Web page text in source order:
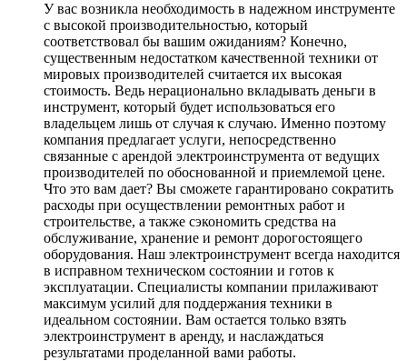
У вас возникла необходимость в надежном инструменте
с высокой производительностью, который
соответствовал бы вашим ожиданиям? Конечно,
существенным недостатком качественной техники от
мировых производителей считается их высокая
стоимость. Ведь нерационально вкладывать деньги в
инструмент, который будет использоваться его
владельцем лишь от случая к случаю. Именно поэтому
компания предлагает услуги, непосредственно
связанные с арендой электроинструмента от ведущих
производителей по обоснованной и приемлемой цене.
Что это вам дает? Вы сможете гарантировано сократить
расходы при осуществлении ремонтных работ и
строительстве, а также сэкономить средства на
обслуживание, хранение и ремонт дорогостоящего
оборудования. Наш электроинструмент всегда находится
в исправном техническом состоянии и готов к
эксплуатации. Специалисты компании прилаживают
максимум усилий для поддержания техники в
идеальном состоянии. Вам остается только взять
электроинструмент в аренду, и наслаждаться
результатами проделанной вами работы.